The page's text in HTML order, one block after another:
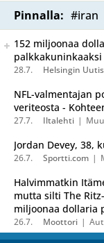
Pinnalla: #iran
Seuraava uutinen
Listaa uutisen kaikki versiot
152 miljoonaa
palkkakuninkaaksi
28.7. Helsingin
NFL-valmentajan
veriteosta -
27.7. Iltalehti
Jordan Devey, 38,
26.7. Sportti.com
Halvimmatkin
mutta silti The
miljoonaa dollaria
26.7. Moottori